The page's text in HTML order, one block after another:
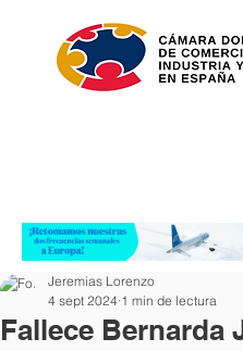
Fallece Bernarda
Jeremias Lorenzo
4 sept 2024 1 min de lectura